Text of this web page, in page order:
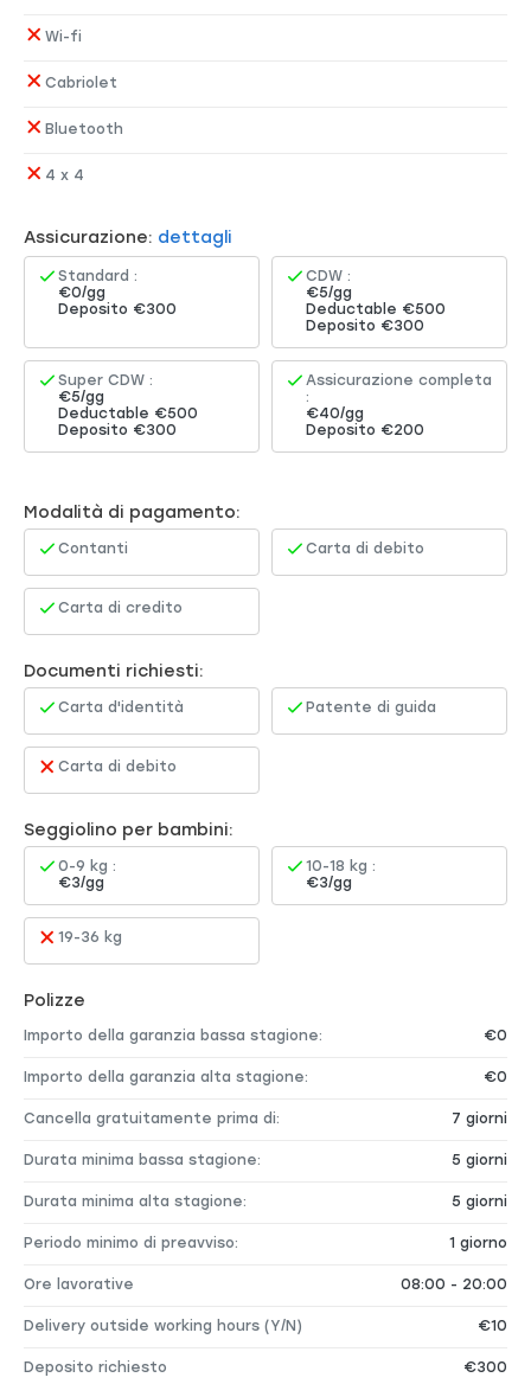
Wi-fi
Cabriolet
Bluetooth
4 x 4
Assicurazione: dettagli
Standard :
€0/gg
Deposito €300
CDW :
€5/gg
Deductable €500
Deposito €300
Super CDW :
€5/gg
Deductable €500
Deposito €300
Assicurazione completa
:
€40/gg
Deposito €200
Modalità di pagamento:
Contanti Carta di debito
Carta di credito
Documenti richiesti:
Carta d'identità Patente di guida
Carta di debito
Seggiolino per bambini:
0-9 kg :
€3/gg
10-18 kg :
€3/gg
19-36 kg
Polizze
Importo della garanzia bassa stagione: €0
Importo della garanzia alta stagione: €0
Cancella gratuitamente prima di: 7 giorni
Durata minima bassa stagione: 5 giorni
Durata minima alta stagione: 5 giorni
Periodo minimo di preavviso: 1 giorno
Ore lavorative 08:00 - 20:00
Delivery outside working hours (Y/N) €10
Deposito richiesto €300